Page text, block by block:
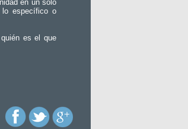
en un solo
lo específico o
es el que